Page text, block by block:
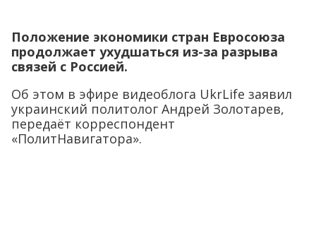
Положение экономики стран Евросоюза
продолжает ухудшаться из-за разрыва
связей с Россией.
Об этом в эфире видеоблога UkrLife заявил
украинский политолог Андрей Золотарев,
передаёт корреспондент
«ПолитНавигатора».